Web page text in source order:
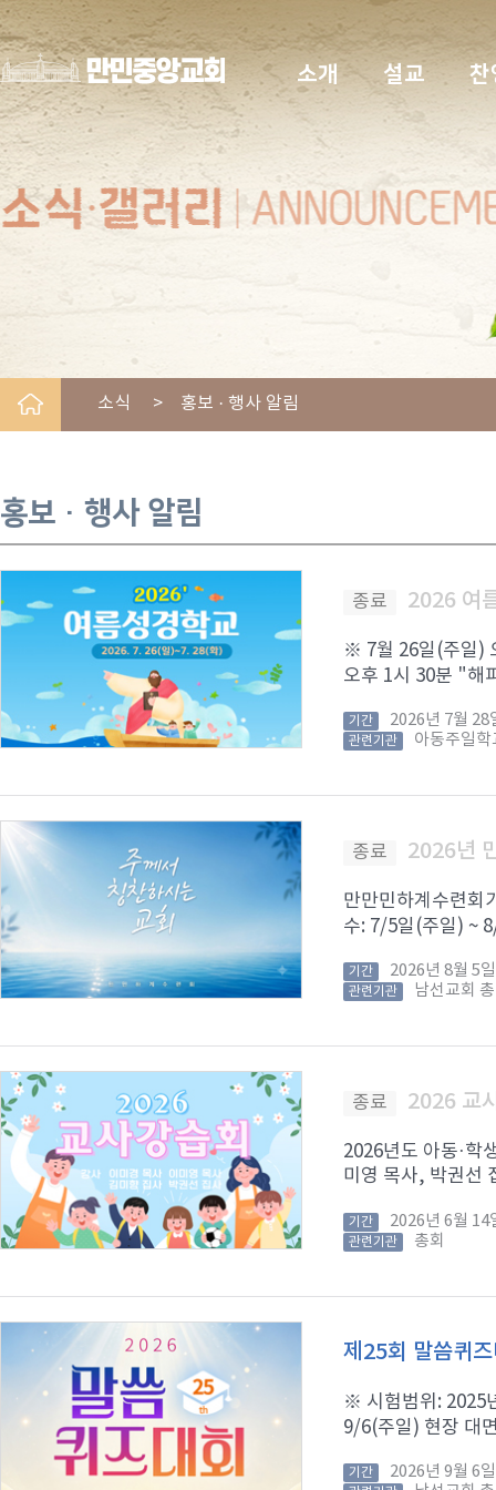
소개 설교 찬
소식 > 홍보 · 행사 알림
홍보 · 행사 알림
종료 2026 여
※ 7월 26일(주일)
오후 1시 30분 "해
기간 2026년 7월 28
관련기관 아동주일학
종료 2026년
만만민하계수련회
수: 7/5일(주일) ~
기간 2026년 8월 5
관련기관 남선교회
종료 2026 교
2026년도 아동·학
미영 목사, 박권선
기간 2026년 6월 14
관련기관 총회
제25회 말씀퀴
※ 시험범위: 2025
9/6(주일) 현장 대
기간 2026년 9월 6